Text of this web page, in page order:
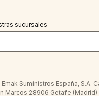
sucursales
Suministros España, S.A.
Marcos 28906 Getafe (Madrid)